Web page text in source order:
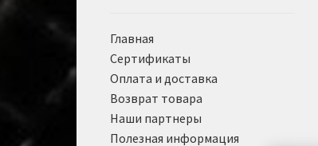
Главная
Сертификаты
Оплата и доставка
Возврат товара
Наши партнеры
Полезная информация